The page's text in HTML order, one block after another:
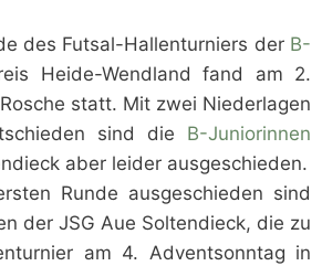
des Futsal-Hallenturniers der B-
Heide-Wendland fand am 2.
statt. Mit zwei Niederlagen
sind die B-Juniorinnen
aber leider ausgeschieden.
Runde ausgeschieden sind
der JSG Aue Soltendieck, die zu
am 4. Adventsonntag in